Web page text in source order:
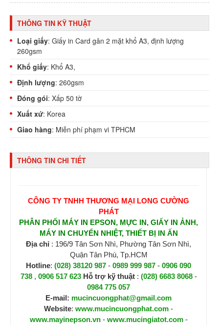
THÔNG TIN KỸ THUẬT
Loại giấy: Giấy in Card gân 2 mặt khổ A3, định lượng
260gsm
Khổ giấy: Khổ A3,
Định lượng: 260gsm
Đóng gói: Xấp 50 tờ
Xuất xứ: Korea
Giao hàng: Miễn phí phạm vi TPHCM
THÔNG TIN CHI TIẾT
CÔNG TY TNHH THƯƠNG MẠI LONG CƯỜNG
PHÁT
PHÂN PHỐI MÁY IN EPSON, MỰC IN, GIẤY IN ẢNH,
MÁY IN CHUYỂN NHIỆT, THIẾT BỊ IN ẤN
Địa chỉ : 196/9 Tân Sơn Nhì, Phường Tân Sơn Nhì,
Quận Tân Phú, Tp.HCM
Hotline: (028) 38120 987 - 0989 999 987 - 0906 090
738, 0906 517 623 Hỗ trợ kỹ thuật : (028) 6683 8068-
0984 775 057
E-mail: mucincuongphat@gmail.com
Website: www.mucincuongphat.com -
www.mayinepson.vn- www.mucingiatot.com-